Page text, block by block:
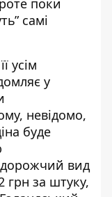
поки
самі
усім
у
невідомо,
буде
вид
грн за штуку,